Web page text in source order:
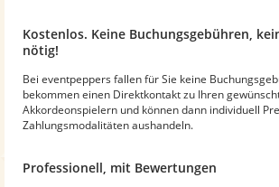
Kostenlos. Keine Buchungsgebühren,
nötig!
Bei eventpeppers fallen für Sie keine
bekommen einen Direktkontakt zu Ihren
Akkordeonspielern und können dann individuell
Zahlungsmodalitäten aushandeln.
Professionell, mit Bewertungen